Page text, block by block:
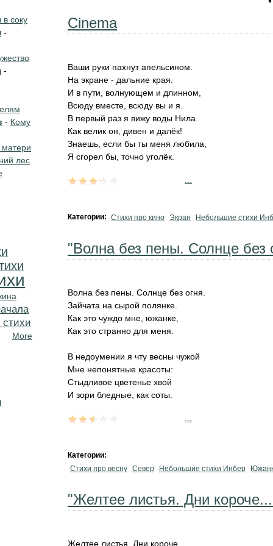
Cinema
Ваши руки пахнут апельсином.
На экране - дальние края.
И в пути, волнующем и длинном,
Всюду вместе, всюду вы и я.
В первый раз я вижу воды Нила.
Как велик он, дивен и далёк!
Знаешь, если бы ты меня любила,
Я сгорел бы, точно уголёк.
Категории: Стихи про кино Экран Небольшие стихи
"Волна без пены. Солнце без
Волна без пены. Солнце без огня.
Зайчата на сырой полянке.
Как это чуждо мне, южанке,
Как это странно для меня.
В недоумении я чту весны чужой
Мне непонятные красоты:
Стыдливое цветенье хвой
И зори бледные, как соты.
Категории:
Стихи про весну Север Небольшие стихи Инбер
"Желтее листья. Дни
Желтее листья. Дни короче
соку
-
-
- Кому
лес
стихи
More